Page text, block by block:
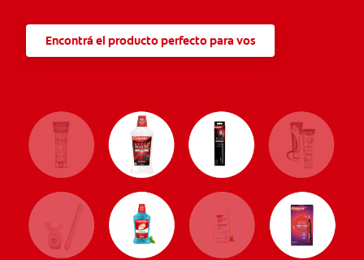
Encontrá el producto perfecto para vos